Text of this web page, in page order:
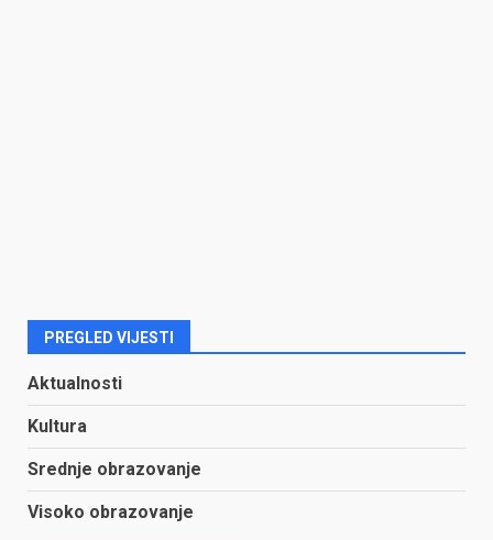
PREGLED VIJESTI
Aktualnosti
Kultura
Srednje obrazovanje
Visoko obrazovanje